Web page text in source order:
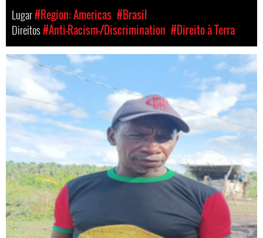
Lugar#Region: Americas #Brasil
Direitos#Anti-Racism-/Discrimination #Direito à Terra